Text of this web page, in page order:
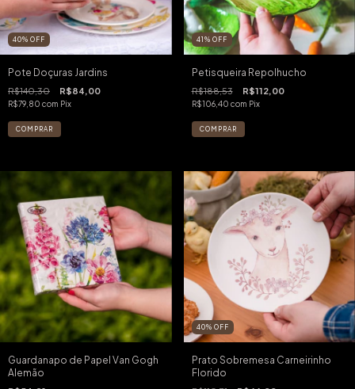
40% OFF
Pote Doçuras Jardins
R$140,30 R$84,00
R$79,80 com Pix
41 % OFF
Petisqueira Repolhucho
R$188,53 R$112,00
R$106,40 com Pix
Guardanapo de Papel Van Gogh
Alemão
40% OFF
Prato Sobremesa Carneirinho
Florido